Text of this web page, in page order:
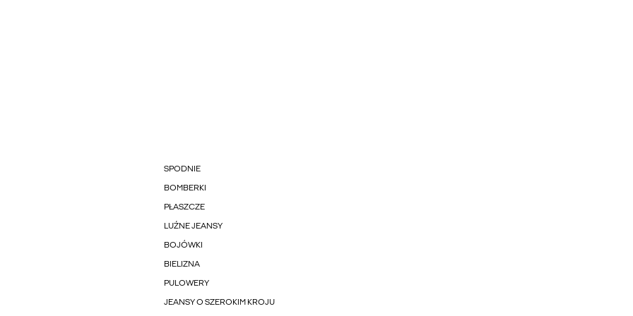
SPODNIE
BOMBERKI
PŁASZCZE
LUŹNE JEANSY
BOJÓWKI
BIELIZNA
PULOWERY
JEANSY O SZEROKIM KROJU